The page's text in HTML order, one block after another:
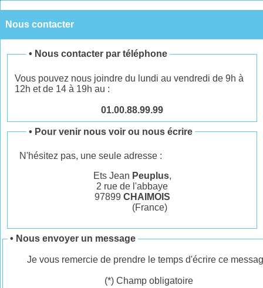
Nous contacter
• Nous contacter par téléphone
Vous pouvez nous joindre du lundi au vendredi de 9h à
12h et de 14 à 19h au :
01.00.88.99.99
• Pour venir nous voir ou nous écrire
N'hésitez pas, une seule adresse :
Ets Jean Peuplus,
2 rue de l'abbaye
97899 CHAIMOIS
(France)
• Nous envoyer un message
Je vous remercie de prendre le temps d'écrire ce
(*) Champ obligatoire